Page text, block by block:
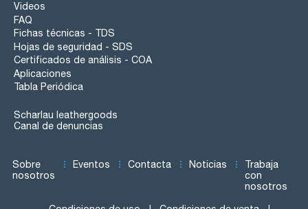
Videos
FAQ
Fichas técnicas - TDS
Hojas de seguridad - SDS
Certificados de análisis - COA
Aplicaciones
Tabla Periódica
Scharlau leathergoods
Canal de denuncias
Sobre
nosotros
Eventos Contacta Noticias
Trabaja
con
nosotros